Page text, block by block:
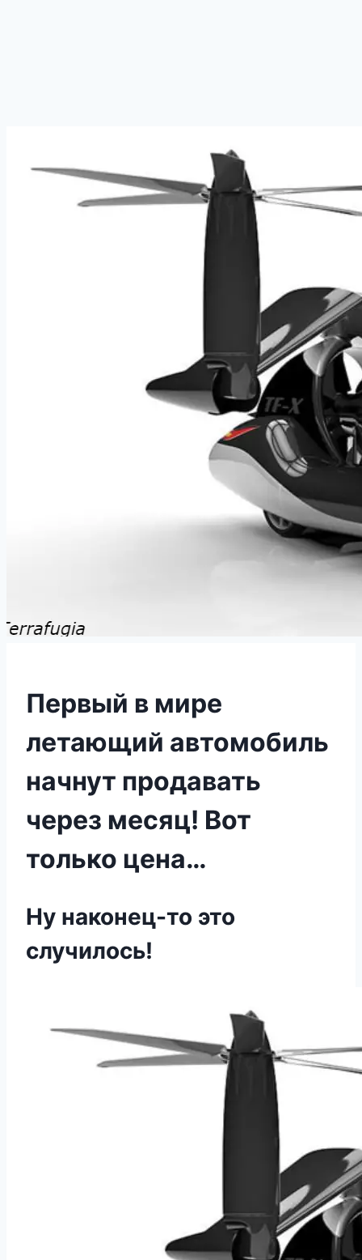
Первый в мире
летающий автомобиль
начнут продавать
через месяц! Вот
только цена…
Ну наконец-то это
случилось!